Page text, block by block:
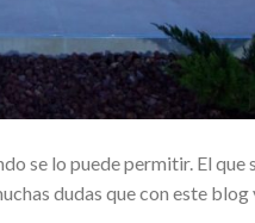
se lo puede permitir. El
dudas que con este